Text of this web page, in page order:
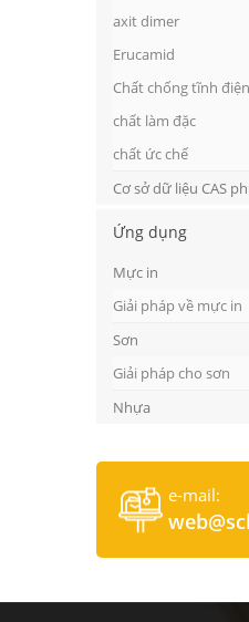
axit dimer
Erucamid
Chất chống tĩnh điện
chất làm đặc
chất ức chế
Cơ sở dữ liệu CAS
Ứng dụng
Mực in
Giải pháp về mực in
Sơn
Giải pháp cho sơn
Nhựa
e-mail: